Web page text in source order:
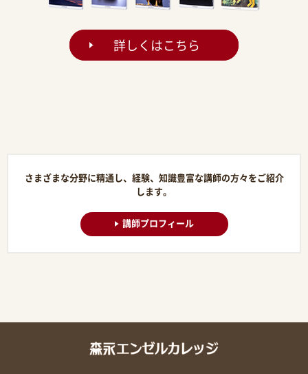
詳しくはこちら
さまざまな分野に精通し、経験、知識豊富な講師の方々をご紹介
します。
講師プロフィール